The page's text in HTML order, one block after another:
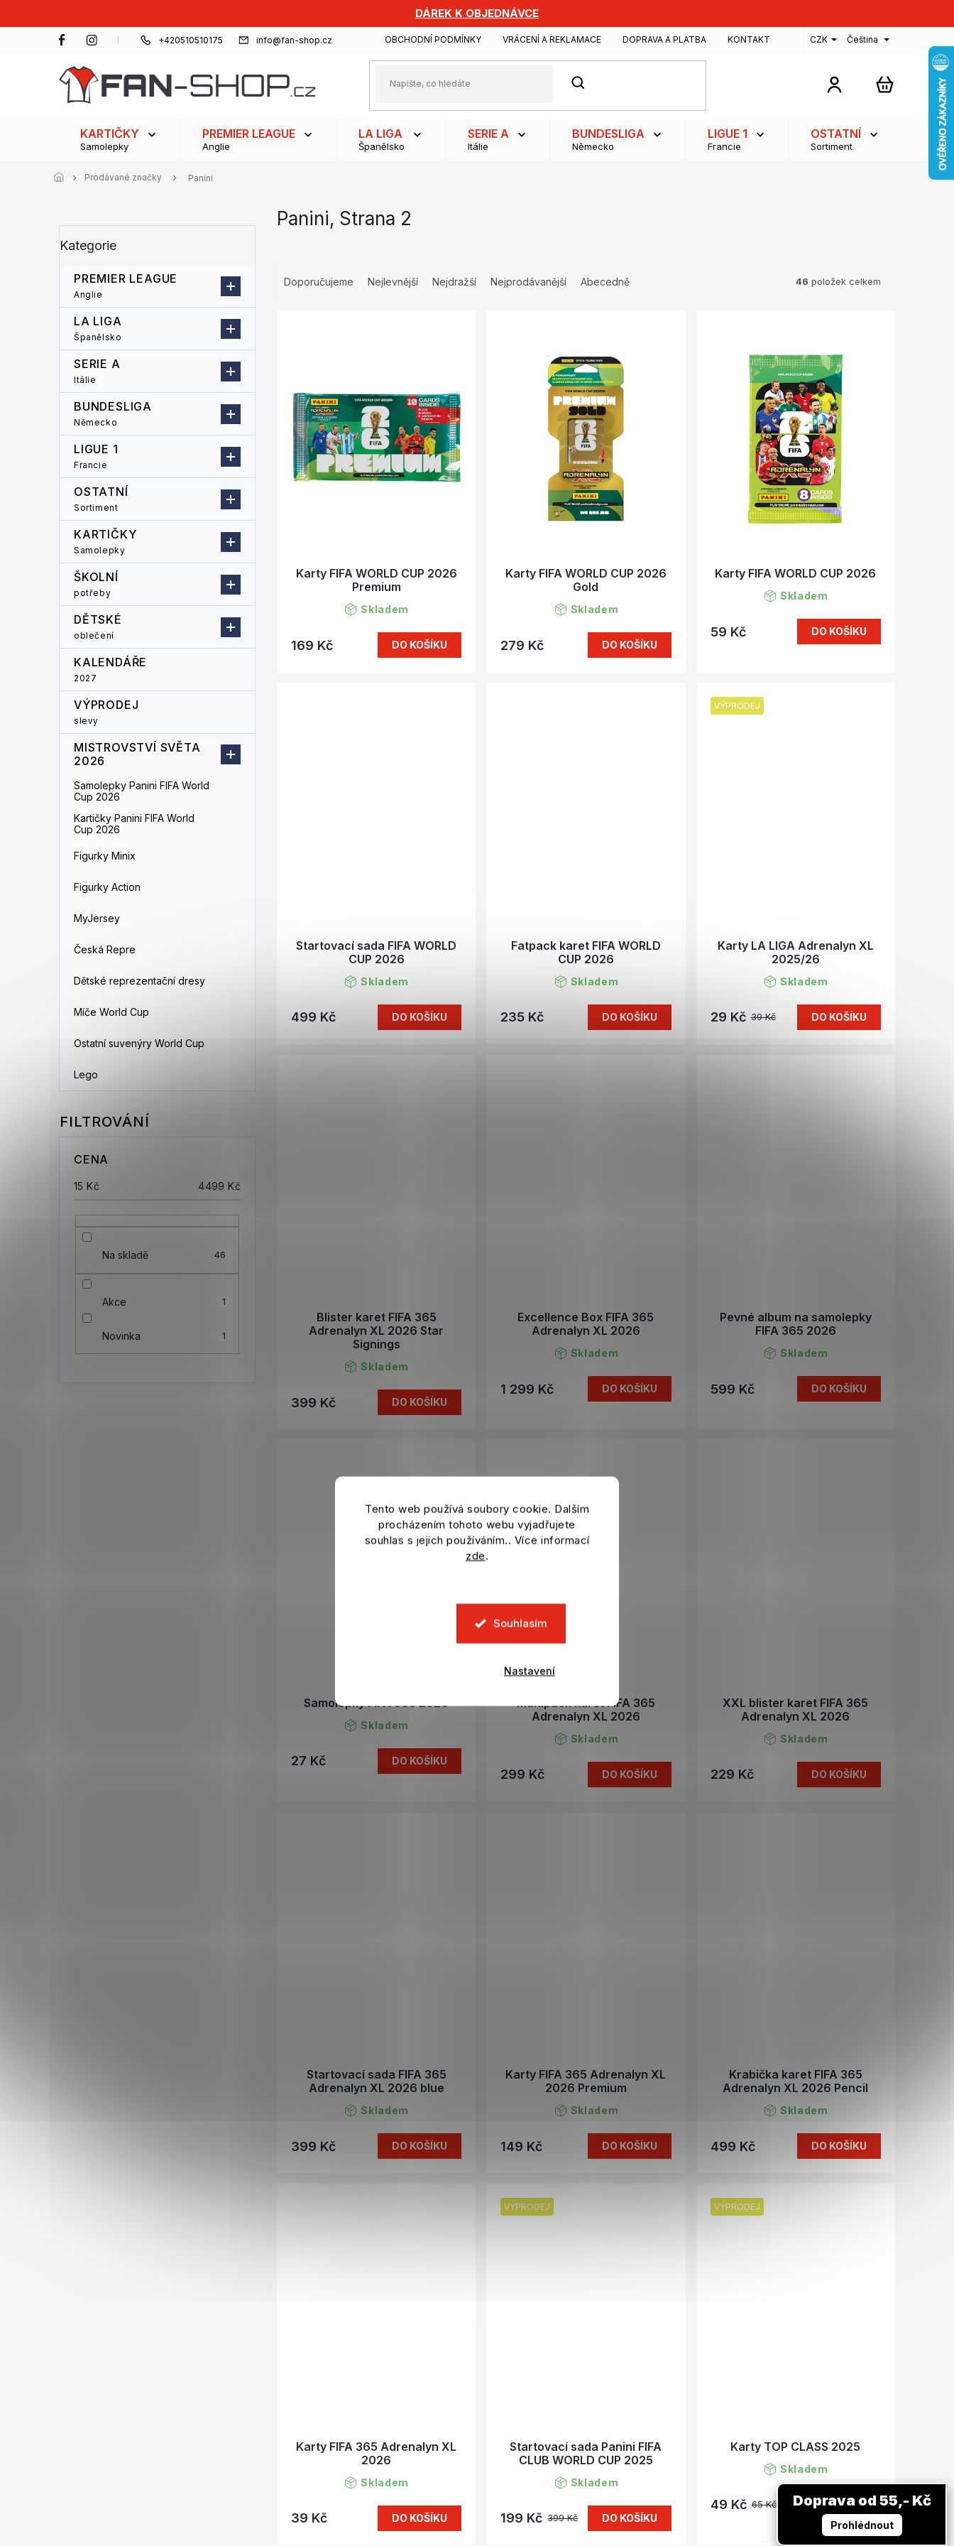
Tento web používá soubory cookie. Dalším
procházením tohoto webu vyjadřujete
souhlas s jejich používáním.. Více informací
zde.
Souhlasím
Nastavení
DÁREK K OBJEDNÁVCE
+420510510175 info@fan-shop.cz OBCHODNÍ PODMÍNKY VRÁCENÍ A REKLAMACE DOPRAVA A PLATBA KONTAKT CZK Čeština
HLEDAT
NÁKUPNÍ
KARTIČKY
Samolepky
PREMIER LEAGUE
Anglie
LA LIGA
Španělsko
SERIE A
Itálie
BUNDESLIGA
Německo
LIGUE 1
Francie
OSTATNÍ
Sortiment
Prodávané značky Panini
o
a
a
l
kategorie
Kategorie
PREMIER LEAGUE
Anglie
LA LIGA
Španělsko
SERIE A
Itálie
BUNDESLIGA
Německo
LIGUE 1
Francie
OSTATNÍ
Sortiment
KARTIČKY
Samolepky
ŠKOLNÍ
potřeby
DĚTSKÉ
oblečení
KALENDÁŘE
2027
VÝPRODEJ
slevy
MISTROVSTVÍ SVĚTA
2026
Samolepky Panini FIFA World
Cup 2026
Kartičky Panini FIFA World
Cup 2026
Figurky Minix
Figurky Action
MyJersey
Česká Repre
Dětské reprezentační dresy
Míče World Cup
Ostatní suvenýry World Cup
Lego
CENA
15 Kč 4499 Kč
Na skladě 46
Akce 1
Novinka 1
Panini, Strana 2
Doporučujeme Nejlevnější Nejdražší Nejprodávanější Abecedně 46 položek celkem
Karty FIFA WORLD CUP 2026
Premium
Skladem
169 Kč DO KOŠÍKU
Karty FIFA WORLD CUP 2026
Gold
Skladem
279 Kč DO KOŠÍKU
Karty FIFA WORLD CUP 2026
Skladem
59 Kč DO KOŠÍKU
Startovací sada FIFA WORLD
CUP 2026
Skladem
499 Kč DO KOŠÍKU
Fatpack karet FIFA WORLD
CUP 2026
Skladem
235 Kč DO KOŠÍKU
VÝPRODEJ
Karty LA LIGA Adrenalyn XL
2025/26
Skladem
39 Kč
29 Kč DO KOŠÍKU
Blister karet FIFA 365
Adrenalyn XL 2026 Star
Signings
Skladem
399 Kč DO KOŠÍKU
Excellence Box FIFA 365
Adrenalyn XL 2026
Skladem
1 299 Kč DO KOŠÍKU
Pevné album na samolepky
FIFA 365 2026
Skladem
599 Kč DO KOŠÍKU
Samolepky FIFA 365 2026
Skladem
27 Kč DO KOŠÍKU
Multipack karet FIFA 365
Adrenalyn XL 2026
Skladem
299 Kč DO KOŠÍKU
XXL blister karet FIFA 365
Adrenalyn XL 2026
Skladem
229 Kč DO KOŠÍKU
Startovací sada FIFA 365
Adrenalyn XL 2026 blue
Skladem
399 Kč DO KOŠÍKU
Karty FIFA 365 Adrenalyn XL
2026 Premium
Skladem
149 Kč DO KOŠÍKU
Krabička karet FIFA 365
Adrenalyn XL 2026 Pencil
Skladem
499 Kč DO KOŠÍKU
Karty FIFA 365 Adrenalyn XL
2026
Skladem
39 Kč DO KOŠÍKU
VÝPRODEJ
Startovací sada Panini FIFA
CLUB WORLD CUP 2025
Skladem
399 Kč
199 Kč DO KOŠÍKU
VÝPRODEJ
Karty TOP CLASS 2025
Skladem
65 Kč
49 Kč DO KOŠÍKU
Doprava od 55,- Kč
Prohlédnout